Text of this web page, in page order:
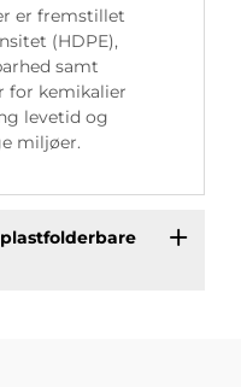
er fremstillet
(HDPE),
samt
for kemikalier
levetid og
miljøer.